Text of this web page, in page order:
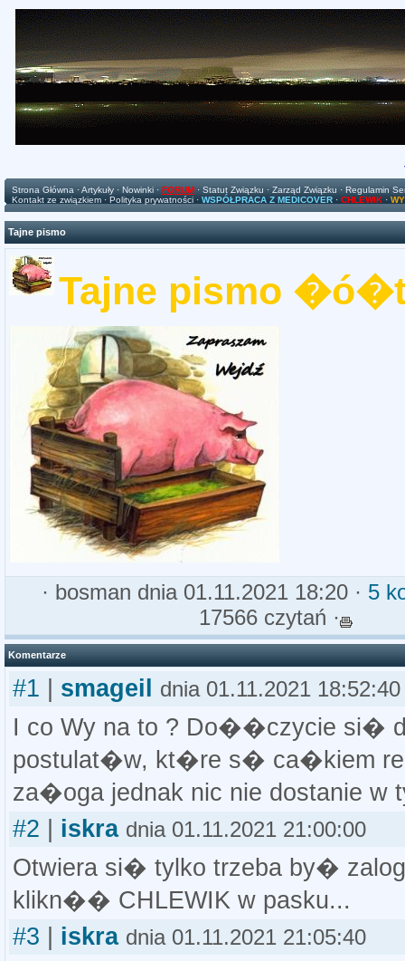
Strona Główna ·Artykuły · Nowinki · FORUM · Statut Związku · Zarząd Związku · Regulamin
Kontakt ze związkiem · Polityka prywatności · WSPÓŁPRACA Z MEDICOVER · CHLEWIK ·
Tajne pismo
Tajne pismo
· bosman dnia 01.11.2021 18:20 · 5
17566 czytań ·
Komentarze
#1 smageil dnia 01.11.2021 18:52:40
I co Wy na to ? Do��czycie si�
postulat�w, kt�re s� ca�kiem
za�oga jednak nic nie dostanie w
#2
iskra dnia 01.11.2021 21:00:00
Otwiera si� tylko trzeba by�
klikn�� CHLEWIK w pasku...
#3
iskra dnia 01.11.2021 21:05:40